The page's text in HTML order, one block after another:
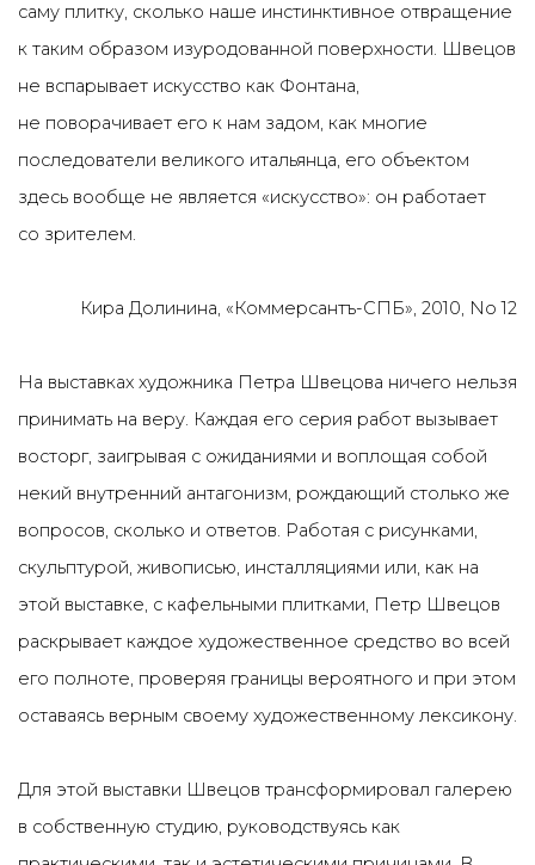
саму плитку, сколько наше инстинктивное отвращение
к таким образом изуродованной поверхности. Швецов
не вспарывает искусство как Фонтана,
не поворачивает его к нам задом, как многие
последователи великого итальянца, его объектом
здесь вообще не является «искусство»: он работает
со зрителем.
Кира Долинина, «Коммерсантъ-СПБ», 2010, No 12
На выставках художника Петра Швецова ничего нельзя
принимать на веру. Каждая его серия работ вызывает
восторг, заигрывая с ожиданиями и воплощая собой
некий внутренний антагонизм, рождающий столько же
вопросов, сколько и ответов. Работая с рисунками,
скульптурой, живописью, инсталляциями или, как на
этой выставке, с кафельными плитками, Петр Швецов
раскрывает каждое художественное средство во всей
его полноте, проверяя границы вероятного и при этом
оставаясь верным своему художественному лексикону.
Для этой выставки Швецов трансформировал галерею
в собственную студию, руководствуясь как